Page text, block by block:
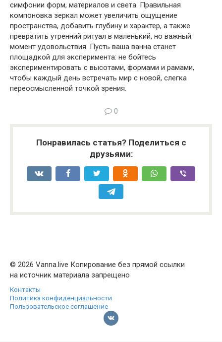
симфонии форм, материалов и света. Правильная
компоновка зеркал может увеличить ощущение
пространства, добавить глубину и характер, а также
превратить утренний ритуал в маленький, но важный
момент удовольствия. Пусть ваша ванна станет
площадкой для эксперимента: не бойтесь
экспериментировать с высотами, формами и рамами,
чтобы каждый день встречать мир с новой, слегка
переосмысленной точкой зрения.
0
Понравилась статья? Поделиться с
друзьями:
© 2026 Vanna.live Копирование без прямой ссылки
на источник материала запрещено
Контакты
Политика конфиденциальности
Пользовательское соглашение